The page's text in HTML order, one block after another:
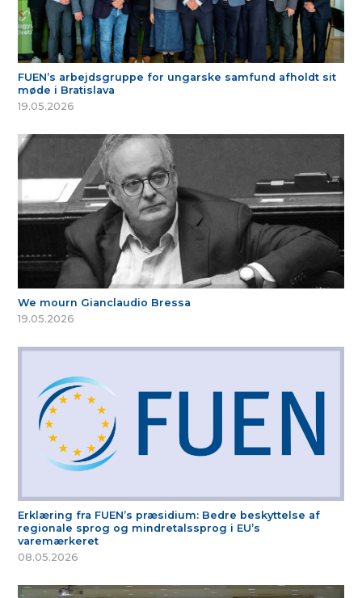
FUEN’s arbejdsgruppe for ungarske samfund afholdt sit
møde i Bratislava
19.05.2026
We mourn Gianclaudio Bressa
19.05.2026
Erklæring fra FUEN’s præsidium: Bedre beskyttelse af
regionale sprog og mindretalssprog i EU’s
varemærkeret
08.05.2026